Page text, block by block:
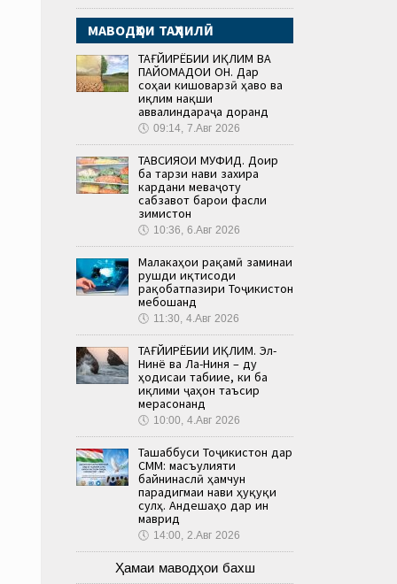
МАВОДҲОИ ТАҲЛИЛӢ
ТАҒЙИРЁБИИ ИҚЛИМ ВА
ПАЙОМАДҲОИ ОН. Дар
соҳаи кишоварзӣ ҳаво ва
иқлим нақши
аввалиндараҷа доранд
🕔 09:14, 7.Авг 2026
ТАВСИЯҲОИ МУФИД. Доир
ба тарзи нави захира
кардани меваҷоту
сабзавот барои фасли
зимистон
🕔 10:36, 6.Авг 2026
Малакаҳои рақамӣ заминаи
рушди иқтисоди
рақобатпазири Тоҷикистон
мебошанд
🕔 11:30, 4.Авг 2026
ТАҒЙИРЁБИИ ИҚЛИМ. Эл-
Нинё ва Ла-Ниня – ду
ҳодисаи табиие, ки ба
иқлими ҷаҳон таъсир
мерасонанд
🕔 10:00, 4.Авг 2026
Ташаббуси Тоҷикистон дар
СММ: масъулияти
байнинаслӣ ҳамчун
парадигмаи нави ҳуқуқи
сулҳ. Андешаҳо дар ин
маврид
🕔 14:00, 2.Авг 2026
Ҳамаи маводҳои бахш